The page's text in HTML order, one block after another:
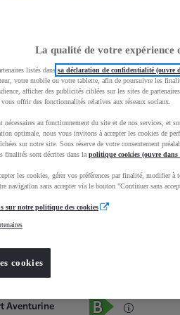
Services Concession
Occasions
Aventurine
La qualité de votre expérience
listés dans sa déclaration de confidentialité (ouvre
votre mobile ou votre tablette, afin de poursuivre les
afficher des publicités ciblées sur les sites de
offrir des fonctionnalités relatives aux réseaux sociaux.
nécessaires au fonctionnement du site et de nos services, et
optimale, nous vous invitons à accepter les cookies de
sur notre site. Sous réserve de votre consentement
finalités sont décrites dans la politique cookies (ouvre
les cookies, gérer vos préférences par finalité, modifier
navigation sans accepter via le bouton "Continuer sans
sur notre politique des cookies
cookies